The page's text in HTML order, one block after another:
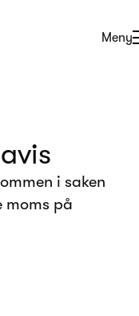
Åpne
Meny
i saken
moms på